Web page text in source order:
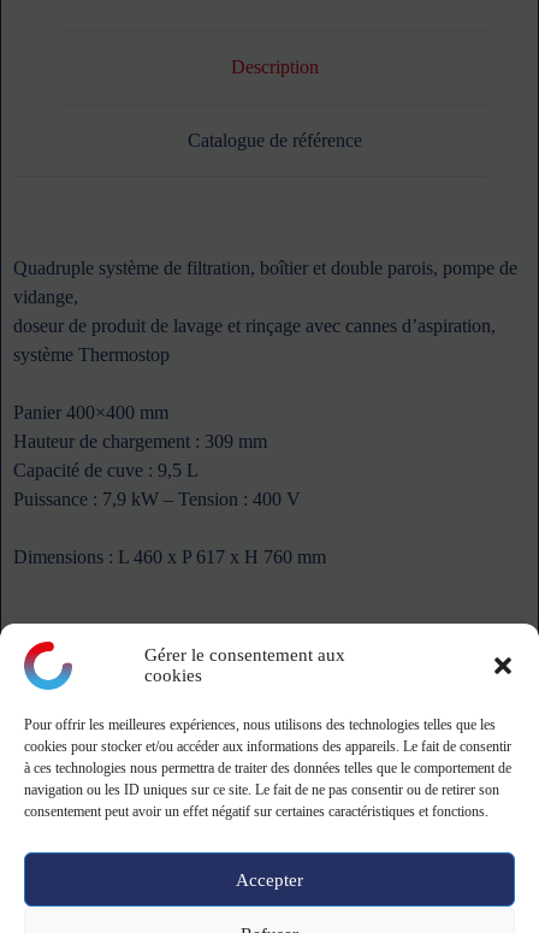
Gérer le consentement aux
cookies
Pour offrir les meilleures expériences, nous utilisons des technologies telles que les
cookies pour stocker et/ou accéder aux informations des appareils. Le fait de consentir
à ces technologies nous permettra de traiter des données telles que le comportement de
navigation ou les ID uniques sur ce site. Le fait de ne pas consentir ou de retirer son
consentement peut avoir un effet négatif sur certaines caractéristiques et fonctions.
Accepter
Description
Catalogue de référence
Quadruple système de filtration, boîtier et double parois, pompe de
vidange,
doseur de produit de lavage et rinçage avec cannes d’aspiration,
système Thermostop
Panier 400×400 mm
Hauteur de chargement : 309 mm
Capacité de cuve : 9,5 L
Puissance : 7,9 kW – Tension : 400 V
Dimensions : L 460 x P 617 x H 760 mm
montagne
ZA Le Danjon - 18110 Saint-Eloy-de-Guy
Tel: 02 19 23 13 39 - 9h-12h/13h30-17h
Copyright © 2026 -CGV CGU-Mentions légales&Politique de